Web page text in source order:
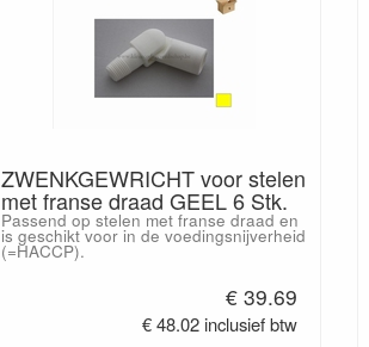
ZWENKGEWRICHT voor stelen
met franse draad GEEL 6 Stk.
Passend op stelen met franse draad en
is geschikt voor in de voedingsnijverheid
(=HACCP).
€ 39.69
€ 48.02 inclusief btw